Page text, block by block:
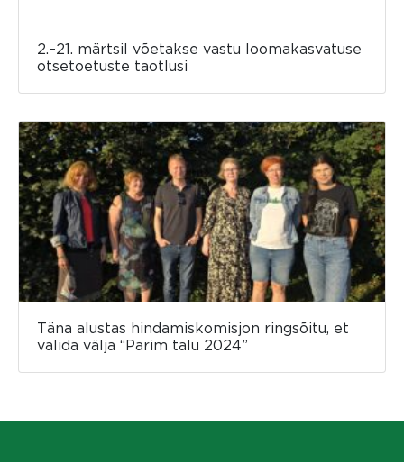
2.–21. märtsil võetakse vastu loomakasvatuse
otsetoetuste taotlusi
Täna alustas hindamiskomisjon ringsõitu, et
valida välja “Parim talu 2024”